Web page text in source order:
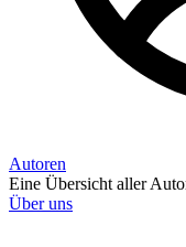
Autoren
Eine Übersicht aller
Über uns